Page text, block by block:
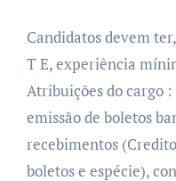
Candidatos devem
T E, experiência
Atribuições do cargo
emissão de boletos
recebimentos
boletos e espécie),